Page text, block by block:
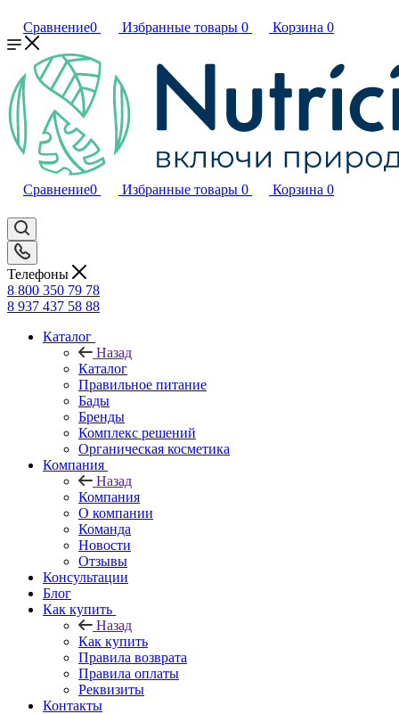
Сравнение0 Избранные товары 0 Корзина 0
Сравнение0 Избранные товары 0 Корзина 0
Телефоны
8 800 350 79 78
8 937 437 58 88
Каталог
Назад
Каталог
Правильное питание
Бады
Бренды
Комплекс решений
Органическая косметика
Компания
Назад
Компания
О компании
Команда
Новости
Отзывы
Консультации
Блог
Как купить
Назад
Как купить
Правила возврата
Правила оплаты
Реквизиты
Контакты